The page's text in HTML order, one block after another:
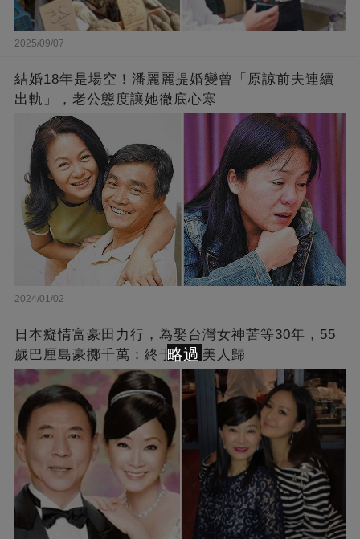
2025/09/07
結婚18年是場空！潘麗麗提婚變曾「原諒前夫連續
出軌」，老公態度讓她徹底心寒
2024/01/02
日本癡情富豪田力行，為娶台灣女神苦等30年，55
歲巴厘島豪擲千萬：終于抱得美人歸
略過